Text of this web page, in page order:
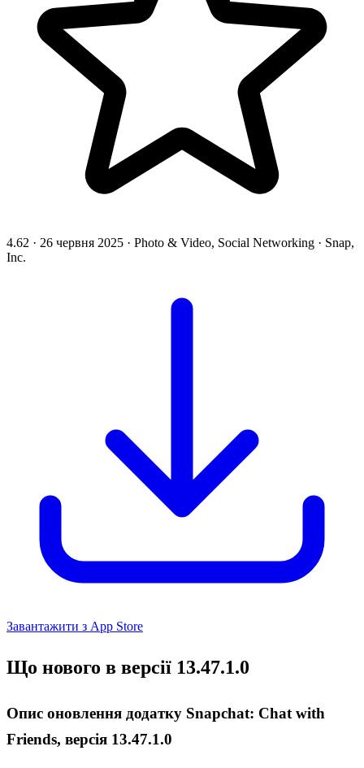
4.62 · 26 червня 2025 · Photo & Video, Social Networking · Snap,
Inc.
Завантажити з App Store
Що нового в версії 13.47.1.0
Опис оновлення додатку Snapchat: Chat with
Friends, версія 13.47.1.0